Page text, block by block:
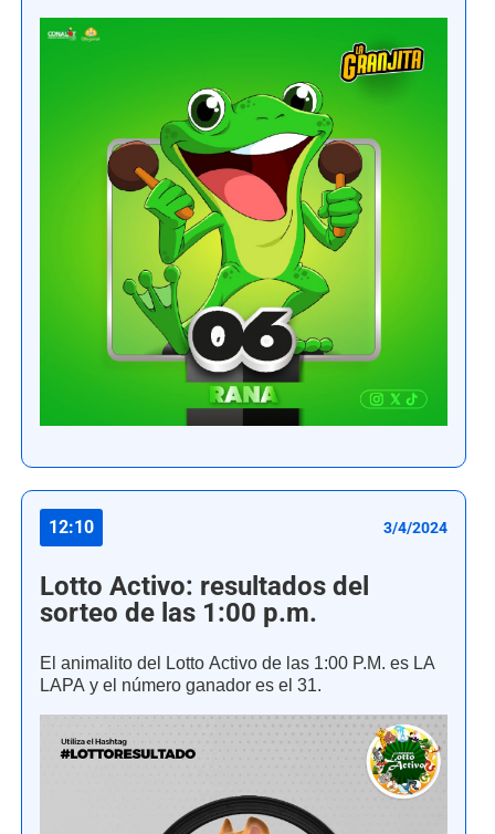
12:10 3/4/2024
Lotto Activo: resultados del
sorteo de las 1:00 p.m.
El animalito del Lotto Activo de las 1:00 P.M. es LA
LAPA y el número ganador es el 31.